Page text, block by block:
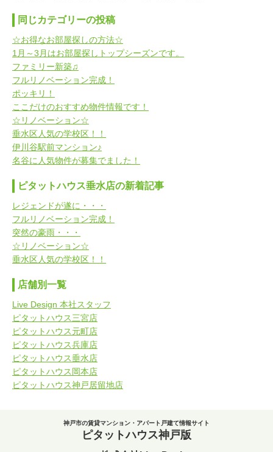
同じカテゴリーの投稿
☆お得なお部屋探しの方法☆
1月～3月はお部屋探しトップシーズンです。
ファミリー新築♫
フルリノベーション完成！
ポッキリ！
ここだけのおすすめ物件情報です！
☆リノベーション☆
垂水区人気の学校区！！
伊川谷駅前マンション♪
名谷に人気物件が募集でました！
ピタットハウス垂水店の新着記事
レジェンドが遂に・・・
フルリノベーション完成！
突然の豪雨・・・
☆リノベーション☆
垂水区人気の学校区！！
店舗別一覧
Live Design 本社スタッフ
ピタットハウス三宮店
ピタットハウス元町店
ピタットハウス兵庫店
ピタットハウス垂水店
ピタットハウス岡本店
ピタットハウス神戸居留地店
神戸市の賃貸マンション・アパート戸建て情報サイト
ピタットハウス神戸版